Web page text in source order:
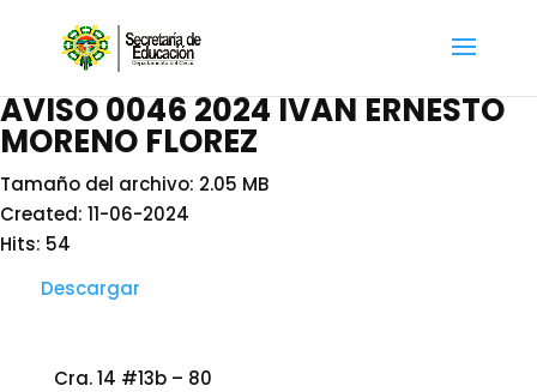
AVISO 0046 2024 IVAN ERNESTO
MORENO FLOREZ
Tamaño del archivo: 2.05 MB
Created: 11-06-2024
Hits: 54
Descargar
Cra. 14 #13b – 80